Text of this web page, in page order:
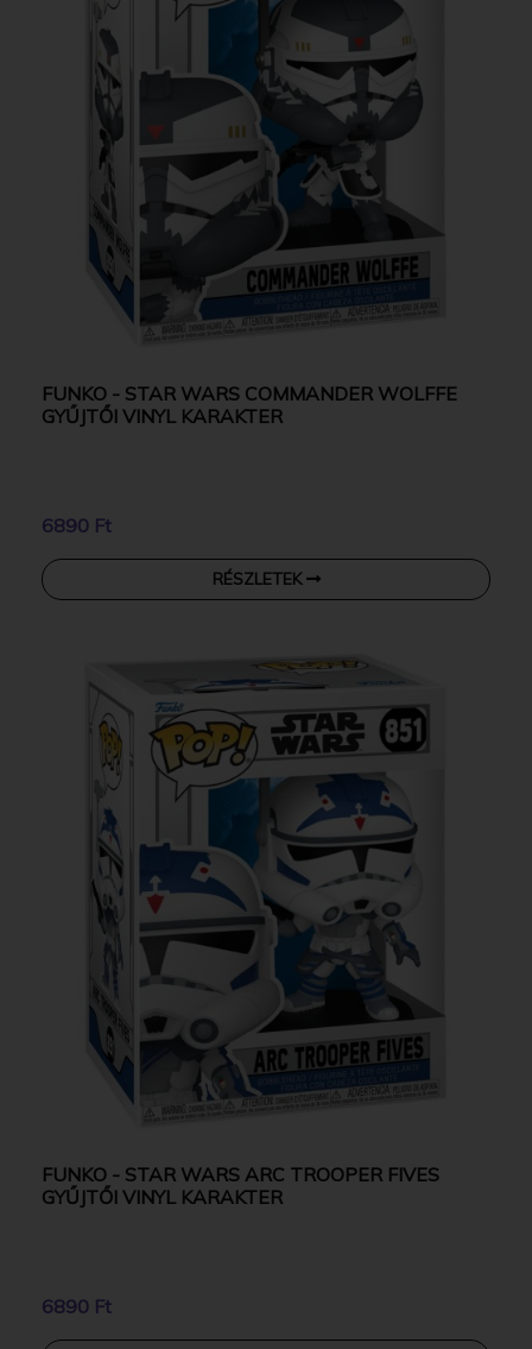
FUNKO - STAR WARS COMMANDER WOLFFE
GYŰJTŐI VINYL KARAKTER
6890 Ft
RÉSZLETEK
FUNKO - STAR WARS ARC TROOPER FIVES
GYŰJTŐI VINYL KARAKTER
6890 Ft